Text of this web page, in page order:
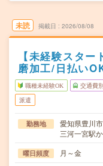
未読 掲載日 2026/08/08
【未経験スタ
磨加工/日払い
職種未経験OK 交通費
派遣
勤務地
愛知県豊川市
三河一宮駅
曜日頻度 月～金